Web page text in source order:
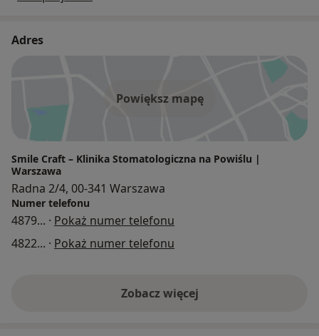
Adres
Powiększ mapę
Smile Craft – Klinika Stomatologiczna na Powiślu |
Warszawa
Radna 2/4, 00-341 Warszawa
Numer telefonu
4879... · Pokaż numer telefonu
4822... · Pokaż numer telefonu
Zobacz więcej